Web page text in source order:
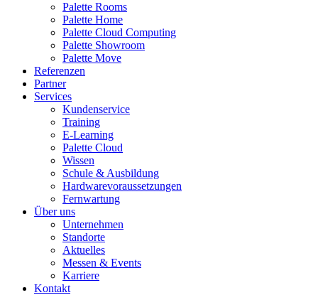
Palette Rooms
Palette Home
Palette Cloud Computing
Palette Showroom
Palette Move
Referenzen
Partner
Services
Kundenservice
Training
E-Learning
Palette Cloud
Wissen
Schule & Ausbildung
Hardwarevoraussetzungen
Fernwartung
Über uns
Unternehmen
Standorte
Aktuelles
Messen & Events
Karriere
Kontakt